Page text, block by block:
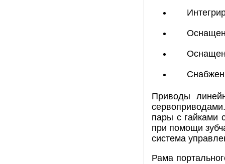
Оснащен
Оснащен
Приводы
пары с гайками
при помощи
система
Рама